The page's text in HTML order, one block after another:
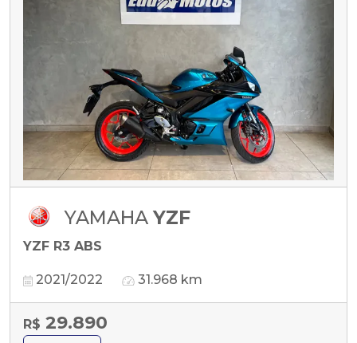
YAMAHA YZF
YZF R3 ABS
2021/2022 31.968 km
R$ 29.890